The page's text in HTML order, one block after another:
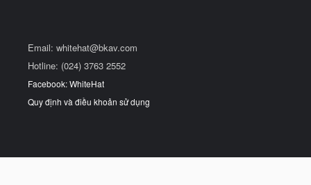
Email: whitehat@bkav.com
Hotline: (024) 3763 2552
Facebook: WhiteHat
Quy định và điều khoản sử dụng